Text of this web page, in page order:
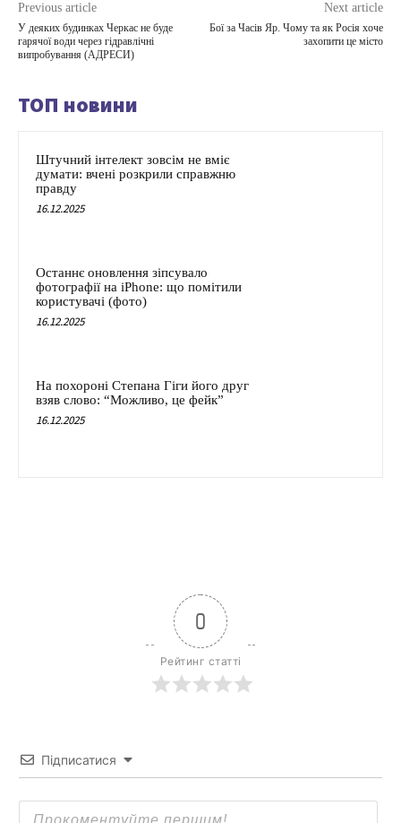
Previous article
У деяких будинках Черкас не буде
гарячої води через гідравлічні
випробування (АДРЕСИ)
Next article
Бої за Часів Яр. Чому та як Росія хоче
захопити це місто
ТОП новини
Штучний інтелект зовсім не вміє
думати: вчені розкрили справжню
правду
16.12.2025
Останнє оновлення зіпсувало
фотографії на iPhone: що помітили
користувачі (фото)
16.12.2025
На похороні Степана Гіги його друг
взяв слово: “Можливо, це фейк”
16.12.2025
0
Рейтинг статті
Підписатися